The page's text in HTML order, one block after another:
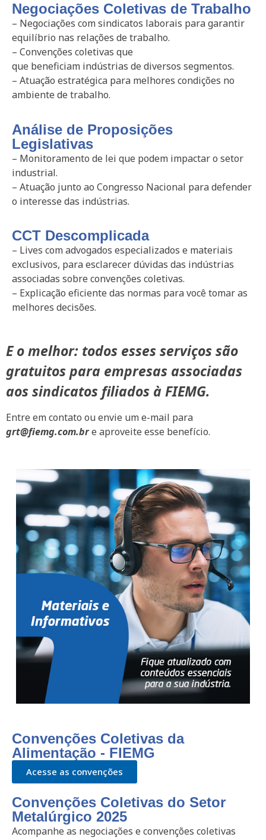
Negociações Coletivas de Trabalho
– Negociações com sindicatos laborais para garantir
equilíbrio nas relações de trabalho.
– Convenções coletivas que
que beneficiam indústrias de diversos segmentos.
– Atuação estratégica para melhores condições no
ambiente de trabalho.
Análise de Proposições
Legislativas
– Monitoramento de lei que podem impactar o setor
industrial.
– Atuação junto ao Congresso Nacional para defender
o interesse das indústrias.
CCT Descomplicada
– Lives com advogados especializados e materiais
exclusivos, para esclarecer dúvidas das indústrias
associadas sobre convenções coletivas.
– Explicação eficiente das normas para você tomar as
melhores decisões.
E o melhor: todos esses serviços são
gratuitos para empresas associadas
aos sindicatos filiados à FIEMG.
Entre em contato ou envie um e-mail para
grt@fiemg.com.bre aproveite esse benefício.
Convenções Coletivas da
Alimentação - FIEMG
Acesse as convenções
Convenções Coletivas do Setor
Metalúrgico 2025
Acompanhe as negociações e convenções coletivas